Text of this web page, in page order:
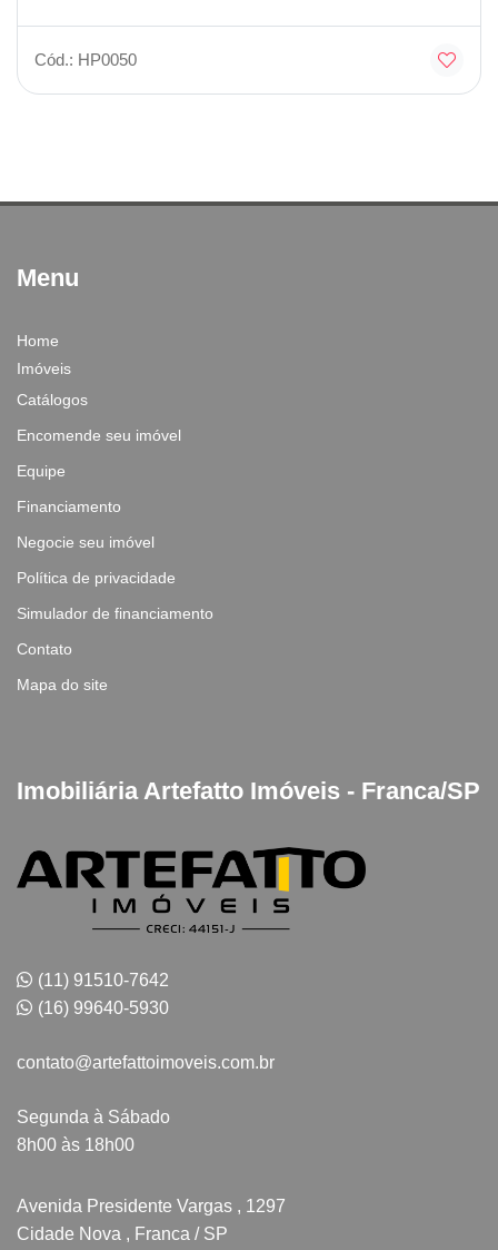
Cód.: HP0050
Menu
Home
Imóveis
Catálogos
Encomende seu imóvel
Equipe
Financiamento
Negocie seu imóvel
Política de privacidade
Simulador de financiamento
Contato
Mapa do site
Imobiliária Artefatto Imóveis - Franca/SP
(11) 91510-7642
(16) 99640-5930
contato@artefattoimoveis.com.br
Segunda à Sábado
8h00 às 18h00
Avenida Presidente Vargas , 1297
Cidade Nova , Franca / SP